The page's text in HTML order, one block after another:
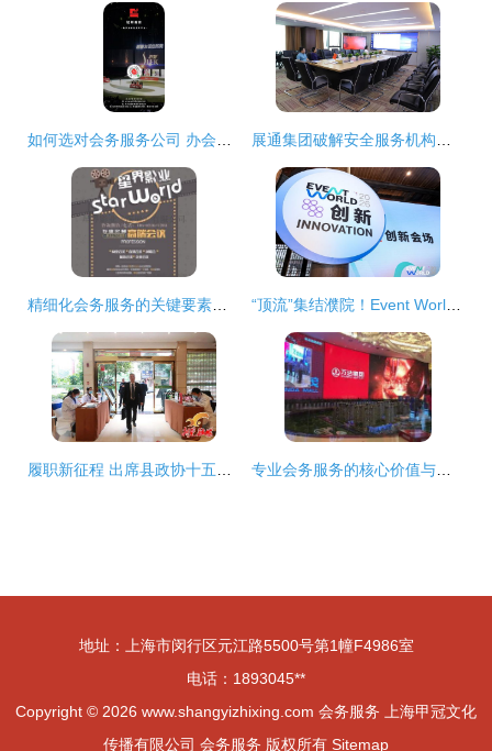
如何选对会务服务公司 办会前必须看的6个关键点 展通集团破解安全服务机构未来之路，开启万亿级蓝海市场会务服务
精细化会务服务的关键要素与实践指南 “顶流”集结濮院！Event World 2026开幕，活动营销行业首度共绘发展蓝图
履职新征程 出席县政协十五届一次会议的委员今日报到 会务服务贴心获赞 专业会务服务的核心价值与实践要素
地址：上海市闵行区元江路5500号第1幢F4986室
电话：1893045**
Copyright © 2026 www.shangyizhixing.com 会务服务 上海甲冠文化
传播有限公司 会务服务 版权所有 Sitemap